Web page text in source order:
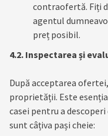
contraofertă. Fiți
agentul
preț posibil.
4.2. Inspectarea și
După acceptarea
proprietății. Este
casei pentru a
sunt câțiva pași cheie: